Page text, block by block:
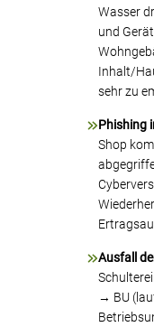
Wasser
und
Inhalt/
sehr zu
Phishing
Shop
Ausfall
→ BU